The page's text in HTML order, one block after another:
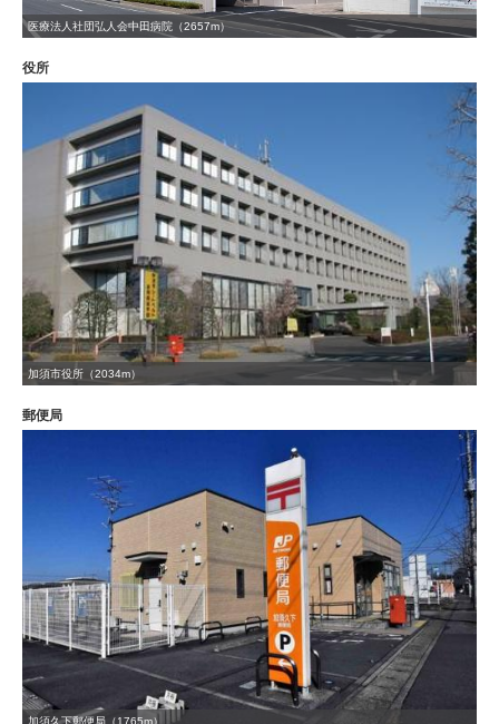
医療法人社団弘人会中田病院（2657m）
役所
加須市役所（2034m）
郵便局
加須久下郵便局（1765m）